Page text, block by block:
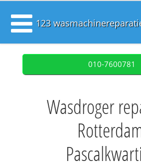
123
010-7600781
Wasdroger